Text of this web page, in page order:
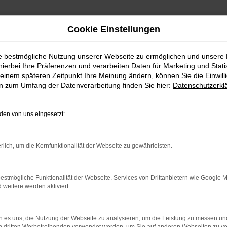
X-Trail Gebrauchtwagen für Glauburg finden Sie bei uns
für
Bei uns erhalten Sie Ihren
Unser Autohaus existiert seit 1974 und ist
klaren Wertekanon. Wann immer wir Nissan
aufgefrischt. Wir dokumentieren und
und Umgebung unterwegs sind.
ältere Gebrauchtwagen rundum attraktiv.
Cookie Einstellungen
bestmögliche Nutzung unserer Webseite zu ermöglichen und unsere
Ihre Präferenzen und verarbeiten Daten für Marketing und
späteren Zeitpunkt Ihre Meinung ändern, können Sie die
zum Umfang der Datenverarbeitung finden Sie hier:
von uns eingesetzt:
um die Kernfunktionalität der Webseite zu gewährleisten.
Funktionalität der Webseite. Services von Drittanbietern wie Google
weitere werden aktiviert.
es uns, die Nutzung der Webseite zu analysieren, um die Leistung zu messen